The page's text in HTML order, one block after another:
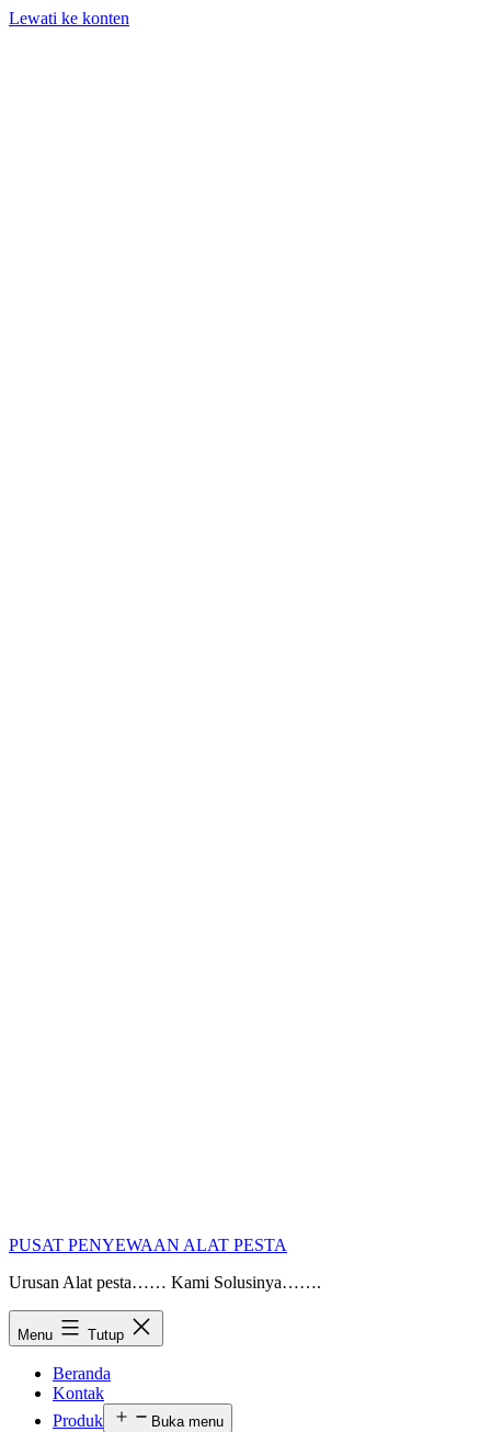
Lewati ke konten
PUSAT PENYEWAAN ALAT PESTA
Urusan Alat pesta…… Kami Solusinya…….
Menu Tutup
Beranda
Kontak
Produk
Buka menu